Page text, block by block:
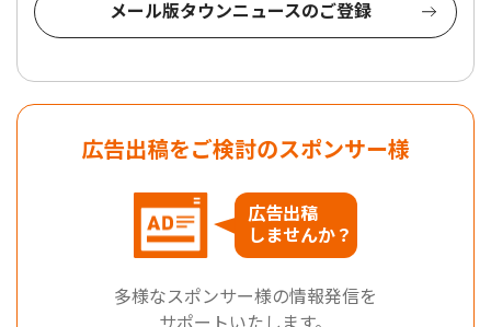
メール版タウンニュースのご登録
広告出稿をご検討のスポンサー様
広告出稿
しませんか？
多様なスポンサー様の情報発信を